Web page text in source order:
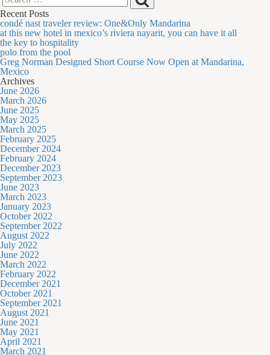
Search
for:
Recent Posts
condé nast traveler review: One&Only Mandarina
at this new hotel in mexico’s riviera nayarit, you can have it all
the key to hospitality
polo from the pool
Greg Norman Designed Short Course Now Open at Mandarina,
Mexico
Archives
June 2026
March 2026
June 2025
May 2025
March 2025
February 2025
December 2024
February 2024
December 2023
September 2023
June 2023
March 2023
January 2023
October 2022
September 2022
August 2022
July 2022
June 2022
March 2022
February 2022
December 2021
October 2021
September 2021
August 2021
June 2021
May 2021
April 2021
March 2021